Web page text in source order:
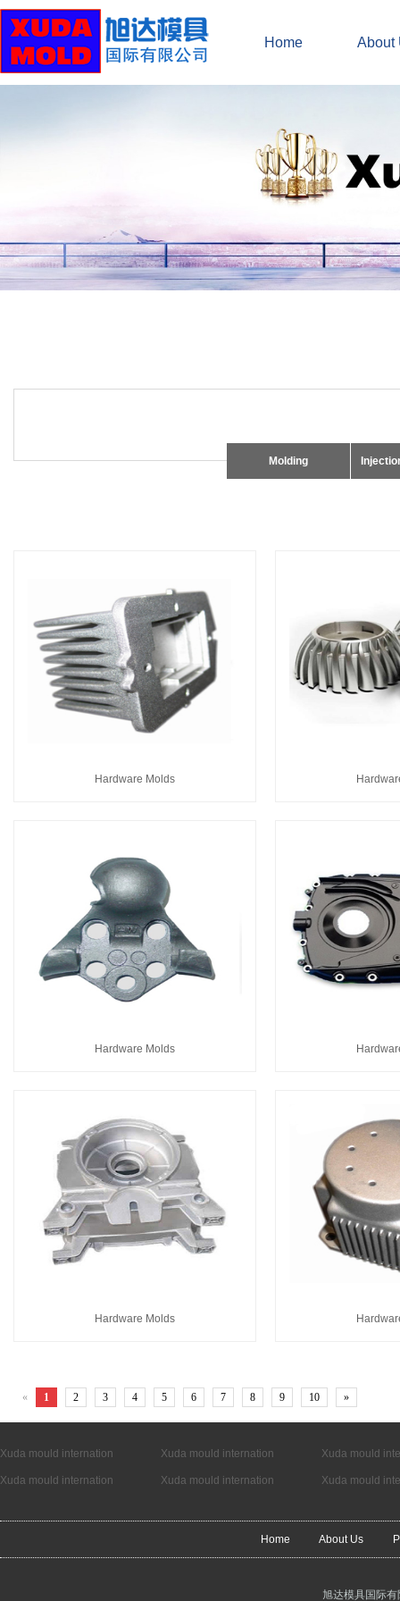
Home About
Molding
Hardware Molds
Hardware Molds
Hardware Molds
« 1 2 3 4 5 6 7 8 9 10 »
Xuda mould internation Xuda mould internation Xuda mould
Xuda mould internation Xuda mould internation Xuda mould
Home About Us
旭达模具国际